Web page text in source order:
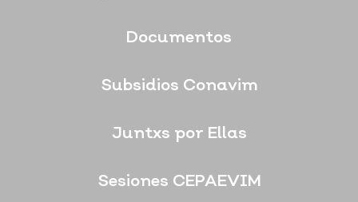
Documentos
Subsidios Conavim
Juntxs por Ellas
Sesiones CEPAEVIM